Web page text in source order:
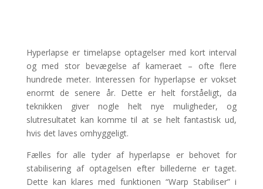
Hyperlapse er timelapse optagelser med kort interval
og med stor bevægelse af kameraet – ofte flere
hundrede meter. Interessen for hyperlapse er vokset
enormt de senere år. Dette er helt forståeligt, da
teknikken giver nogle helt nye muligheder, og
slutresultatet kan komme til at se helt fantastisk ud,
hvis det laves omhyggeligt.
Fælles for alle tyder af hyperlapse er behovet for
stabilisering af optagelsen efter billederne er taget.
Dette kan klares med funktionen “Warp Stabiliser” i